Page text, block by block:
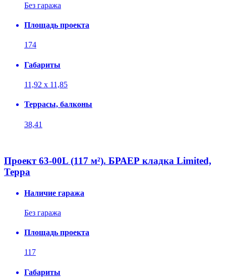
Без гаража
Площадь проекта
174
Габариты
11,92 х 11,85
Террасы, балконы
38,41
Проект 63-00L (117 м²). БРАЕР кладка Limited,
Терра
Наличие гаража
Без гаража
Площадь проекта
117
Габариты